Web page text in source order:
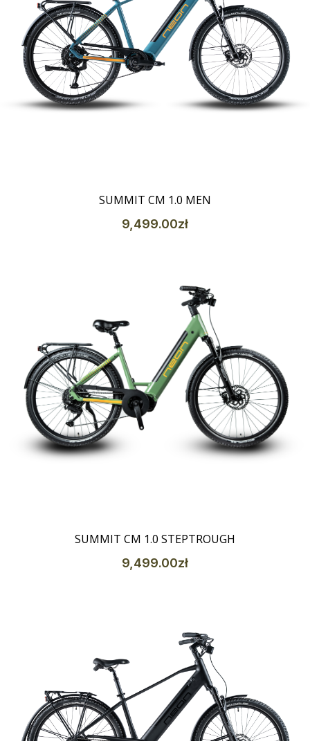
SUMMIT CM 1.0 MEN
9,499.00zł
SUMMIT CM 1.0 STEPTROUGH
9,499.00zł